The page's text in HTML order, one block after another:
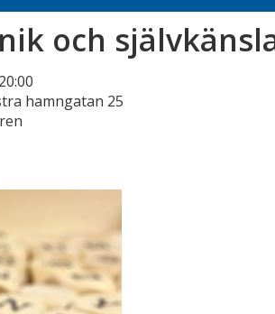
och
20:00
hamngatan 25